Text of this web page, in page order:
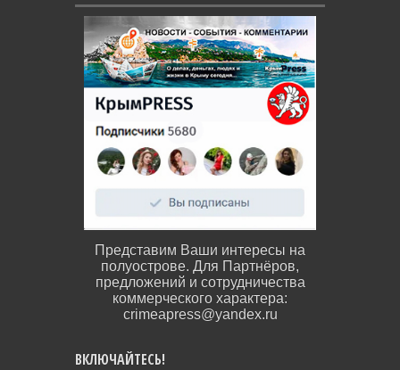
Представим Ваши интересы на
полуострове. Для Партнёров,
предложений и сотрудничества
коммерческого характера:
crimeapress@yandex.ru
ВКЛЮЧАЙТЕСЬ!